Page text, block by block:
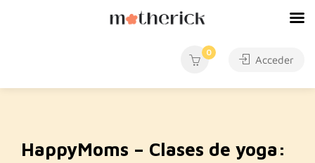
0
Acceder
HappyMoms – Clases de yoga: